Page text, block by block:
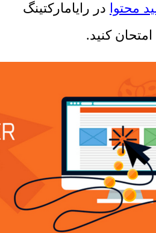
محتوا در رایامارکتینگ
کنید.